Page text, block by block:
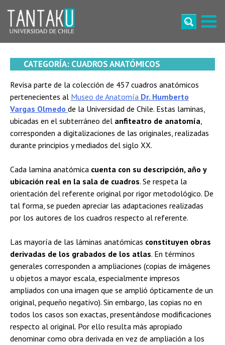
content
CATEGORÍA: CUADROS ANATÓMICOS
Revisa parte de la colección de 457 cuadros anatómicos
pertenecientes al Museo de Anatomía Dr. Humberto
Vargas Olmedo de la Universidad de Chile. Estas laminas,
ubicadas en el subterráneo del anfiteatro de anatomía,
corresponden a digitalizaciones de las originales, realizadas
durante principios y mediados del siglo XX.
Cada lamina anatómica cuenta con su descripción, año y
ubicación real en la sala de cuadros. Se respeta la
orientación del referente original por rigor metodológico. De
tal forma, se pueden apreciar las adaptaciones realizadas
por los autores de los cuadros respecto al referente.
Las mayoría de las láminas anatómicas constituyen obras
derivadas de los grabados de los atlas. En términos
generales corresponden a ampliaciones (copias de imágenes
u objetos a mayor escala, especialmente impresos
ampliados con una imagen que se amplió ópticamente de un
original, pequeño negativo). Sin embargo, las copias no en
todos los casos son exactas, presentándose modificaciones
respecto al original. Por ello resulta más apropiado
denominar como obra derivada en vez de ampliación a los